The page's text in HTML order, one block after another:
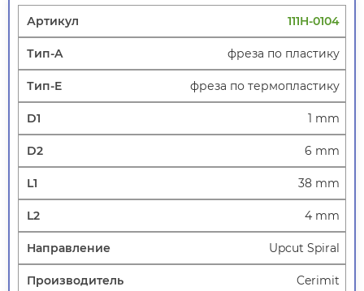
111H-0104
фреза по пластику
фреза по термопластику
1 mm
6 mm
38 mm
4 mm
Upcut Spiral
Cerimit